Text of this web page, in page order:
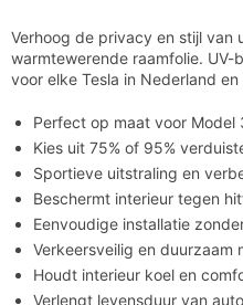
&amp;
Warmtewerend
&amp;
Warmtewerend
Verhoog de privacy en stijl van
warmtewerende raamfolie.
voor elke Tesla in Nederland en
Perfect op maat voor Model
Kies uit 75% of 95%
Sportieve uitstraling en
Beschermt interieur tegen
Eenvoudige installatie
Verkeersveilig en duurzaam
Houdt interieur koel en
Verlengt levensduur van